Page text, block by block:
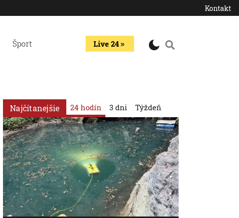
Kontakt
Šport Live 24
Najčítanejšie 24 hodín 3 dni Týždeň